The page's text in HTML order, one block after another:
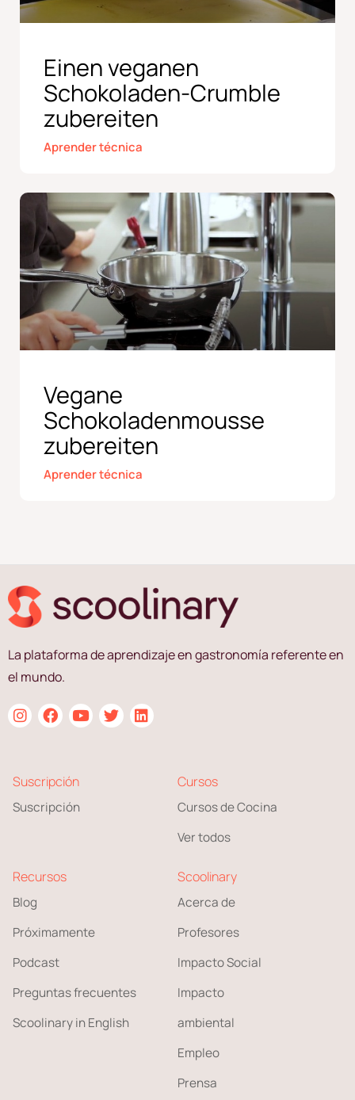
Einen veganen
Schokoladen-Crumble
zubereiten
Aprender técnica
Vegane
Schokoladenmousse
zubereiten
Aprender técnica
La plataforma de aprendizaje en gastronomía referente en
el mundo.
Suscripción
Suscripción
Cursos
Cursos de Cocina
Ver todos
Recursos
Blog
Próximamente
Podcast
Preguntas frecuentes
Scoolinary in English
Scoolinary
Acerca de
Profesores
Impacto Social
Impacto
ambiental
Empleo
Prensa